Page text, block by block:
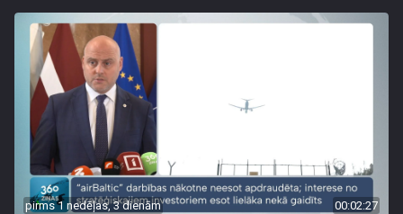
pirms 1 nedēļas, 3 dienām 00:02:27